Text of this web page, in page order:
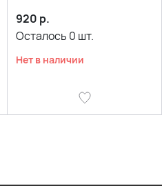
920 р.
Осталось 0 шт.
Нет в наличии